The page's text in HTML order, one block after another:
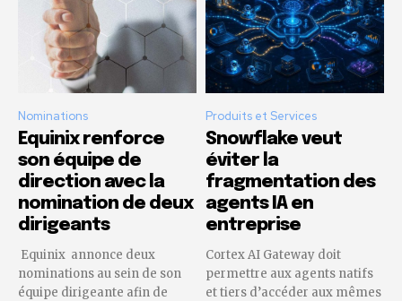
Nominations
Equinix renforce
son équipe de
direction avec la
nomination de deux
dirigeants
Equinix annonce deux
nominations au sein de son
équipe dirigeante afin de
Produits et Services
Snowflake veut
éviter la
fragmentation des
agents IA en
entreprise
Cortex AI Gateway doit
permettre aux agents natifs
et tiers d’accéder aux mêmes